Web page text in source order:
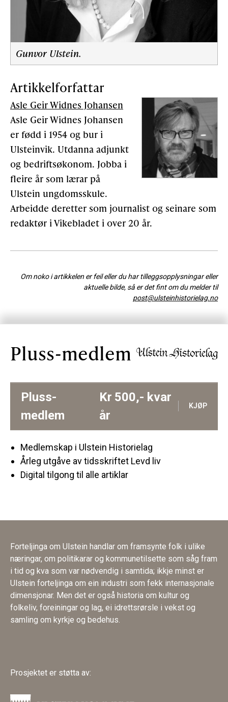
Gunvor Ulstein.
Artikkelforfattar
Asle Geir Widnes Johansen
Asle Geir Widnes Johansen
er fødd i 1954 og bur i
Ulsteinvik. Utdanna adjunkt
og bedriftsøkonom. Jobba i
fleire år som lærar på
Ulstein ungdomsskule.
Arbeidde deretter som journalist og seinare som
redaktør i Vikebladet i over 20 år.
Om noko i artikkelen er feil eller du har tilleggsopplysningar eller
aktuelle bilde, så er det fint om du melder til
post@ulsteinhistorielag.no
Pluss-medlem
Pluss-
medlem
Kr 500,- kvar
år
KJØP
Medlemskap i Ulstein Historielag
Årleg utgåve av tidsskriftet Levd liv
Digital tilgong til alle artiklar
Forteljinga om Ulstein handlar om framsynte folk i ulike
næringar, om politikarar og kommunetilsette som såg fram
i tid og kva som var nødvendig i samtida; ikkje minst er
Ulstein forteljinga om ein industri som fekk internasjonale
dimensjonar. Men det er også historia om kultur og
folkeliv, foreiningar og lag, ei idrettsrørsle i vekst og
samling om kyrkje og bedehus.
Prosjektet er støtta av: